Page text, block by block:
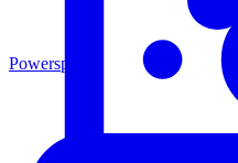
Powersports